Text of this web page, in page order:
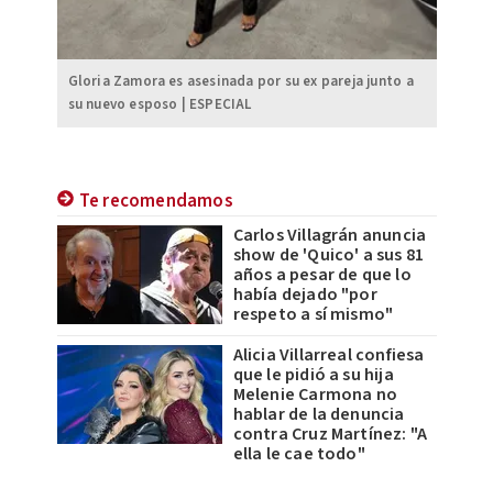
Gloria Zamora es asesinada por su ex pareja junto a
su nuevo esposo | ESPECIAL
Te recomendamos
Carlos Villagrán anuncia
show de 'Quico' a sus 81
años a pesar de que lo
había dejado "por
respeto a sí mismo"
Alicia Villarreal confiesa
que le pidió a su hija
Melenie Carmona no
hablar de la denuncia
contra Cruz Martínez: "A
ella le cae todo"